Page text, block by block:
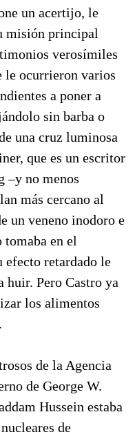
un acertijo, le
misión principal
verosímiles
le ocurrieron varios
a poner a
sin barba o
una cruz luminosa
que es un escritor
–y no menos
más cercano al
un veneno inodoro e
en el
efecto retardado le
huir. Pero Castro ya
los alimentos
de la Agencia
de George W.
Hussein estaba
de